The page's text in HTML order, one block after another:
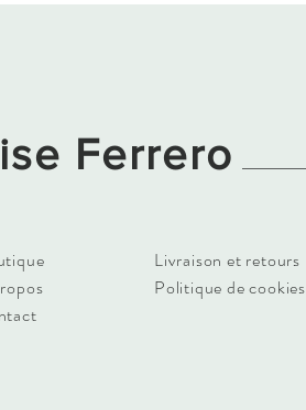
Ferrero
Livraison et retours
Politique de cookies